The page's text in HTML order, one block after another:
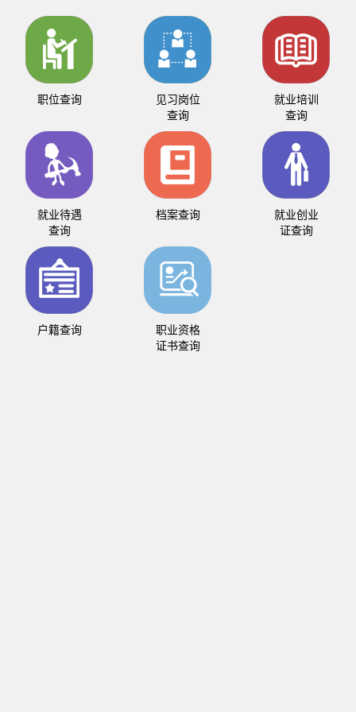
职位查询
见习岗位
查询
就业培训
查询
就业待遇
查询
档案查询
就业创业
证查询
户籍查询
职业资格
证书查询